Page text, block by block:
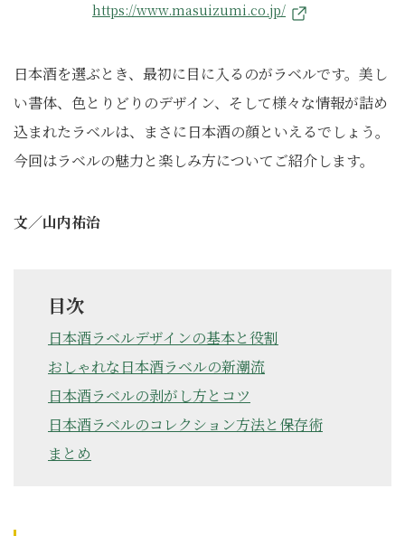
https://www.masuizumi.co.jp/
日本酒を選ぶとき、最初に目に入るのがラベルです。美し
い書体、色とりどりのデザイン、そして様々な情報が詰め
込まれたラベルは、まさに日本酒の顔といえるでしょう。
今回はラベルの魅力と楽しみ方についてご紹介します。
文／山内祐治
目次
日本酒ラベルデザインの基本と役割
おしゃれな日本酒ラベルの新潮流
日本酒ラベルの剥がし方とコツ
日本酒ラベルのコレクション方法と保存術
まとめ